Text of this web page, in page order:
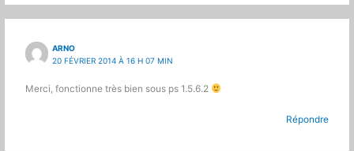
ARNO
20 FÉVRIER 2014 À 16 H 07 MIN
Merci, fonctionne très bien sous ps 1.5.6.2
Répondre